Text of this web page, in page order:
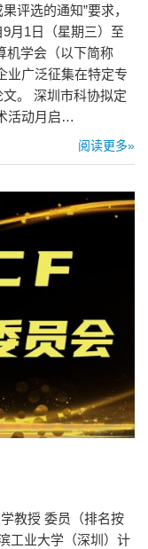
评选的通知”要求，
月1日（星期三）至
机学会（以下简称
业广泛征集在特定专
。 深圳市科协拟定
活动月启…
阅读更多»
教授 委员（排名按
工业大学（深圳）计